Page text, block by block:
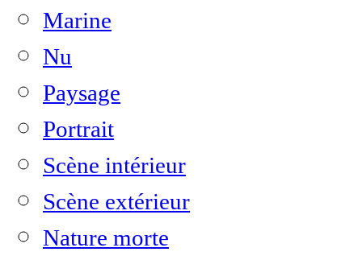
Marine
Nu
Paysage
Portrait
Scène intérieur
Scène extérieur
Nature morte